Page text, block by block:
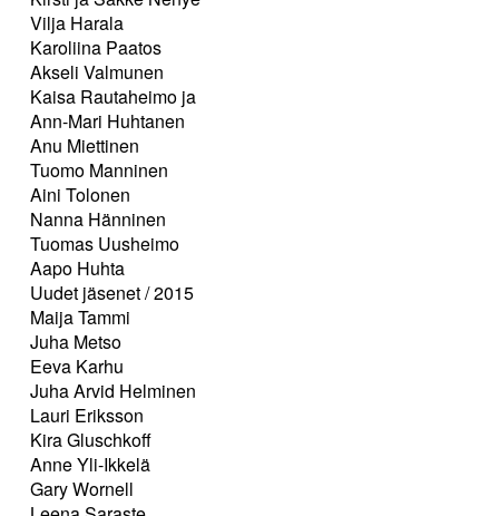
Vilja Harala
Karoliina Paatos
Akseli Valmunen
Kaisa Rautaheimo ja
Ann-Mari Huhtanen
Anu Miettinen
Tuomo Manninen
Aini Tolonen
Nanna Hänninen
Tuomas Uusheimo
Aapo Huhta
Uudet jäsenet / 2015
Maija Tammi
Juha Metso
Eeva Karhu
Juha Arvid Helminen
Lauri Eriksson
Kira Gluschkoff
Anne Yli-Ikkelä
Gary Wornell